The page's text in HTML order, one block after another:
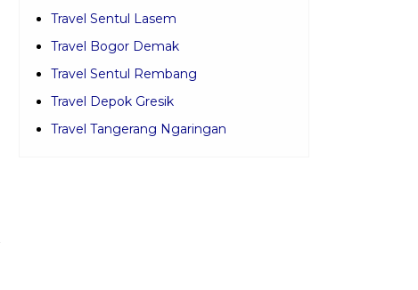
Travel Sentul Lasem
Travel Bogor Demak
Travel Sentul Rembang
Travel Depok Gresik
Travel Tangerang Ngaringan